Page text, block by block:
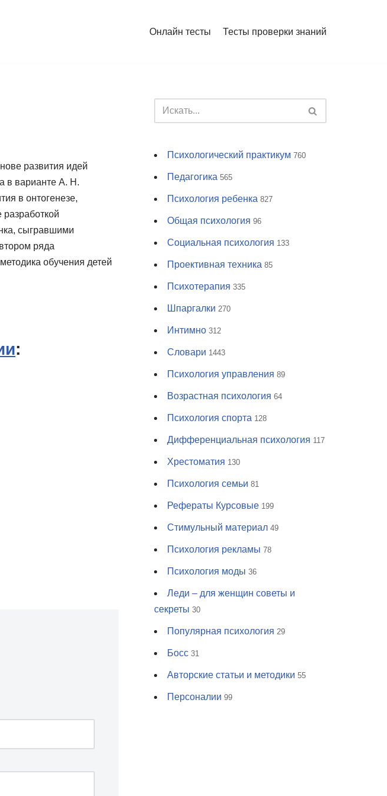
Онлайн тесты Тесты проверки знаний
развития идей
в варианте А. Н.
в онтогенезе,
сыгравшими
ряда
обучения детей
:
Психологический практикум 760
Педагогика 565
Психология ребенка 827
Общая психология 96
Социальная психология 133
Проективная техника 85
Психотерапия 335
Шпаргалки 270
Интимно 312
Словари 1443
Психология управления 89
Возрастная психология 64
Психология спорта 128
Дифференциальная психология 117
Хрестоматия 130
Психология семьи 81
Рефераты Курсовые 199
Стимульный материал 49
Психология рекламы 78
Психология моды 36
Леди – для женщин советы и
секреты 30
Популярная психология 29
Босс 31
Авторские статьи и методики 55
Персоналии 99